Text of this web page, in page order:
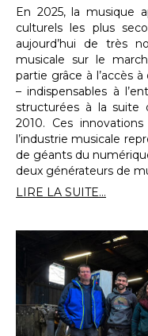
En 2025, la musique
culturels les plus
aujourd’hui de très
musicale sur le
partie grâce à l’accès
– indispensables à
structurées à la suite
2010. Ces
l’industrie musicale
de géants du
deux générateurs de
LIRE LA SUITE...